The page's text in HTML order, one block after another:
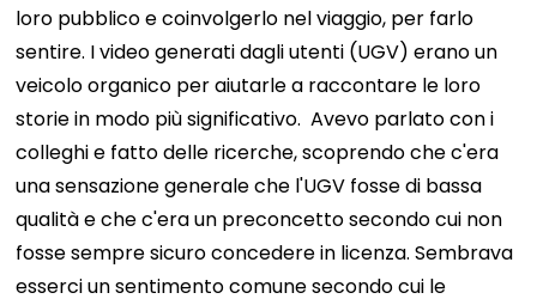
loro pubblico e coinvolgerlo nel viaggio, per farlo
sentire. I video generati dagli utenti (UGV) erano un
veicolo organico per aiutarle a raccontare le loro
storie in modo più significativo. Avevo parlato con i
colleghi e fatto delle ricerche, scoprendo che c'era
una sensazione generale che l'UGV fosse di bassa
qualità e che c'era un preconcetto secondo cui non
fosse sempre sicuro concedere in licenza. Sembrava
esserci un sentimento comune secondo cui le